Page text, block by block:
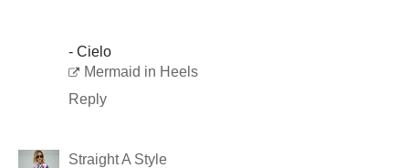
- Cielo
Mermaid in Heels
Reply
Straight A Style